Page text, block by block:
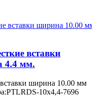
вставки
4.4 мм.
ширина 10.00 мм
10x4,4-7696